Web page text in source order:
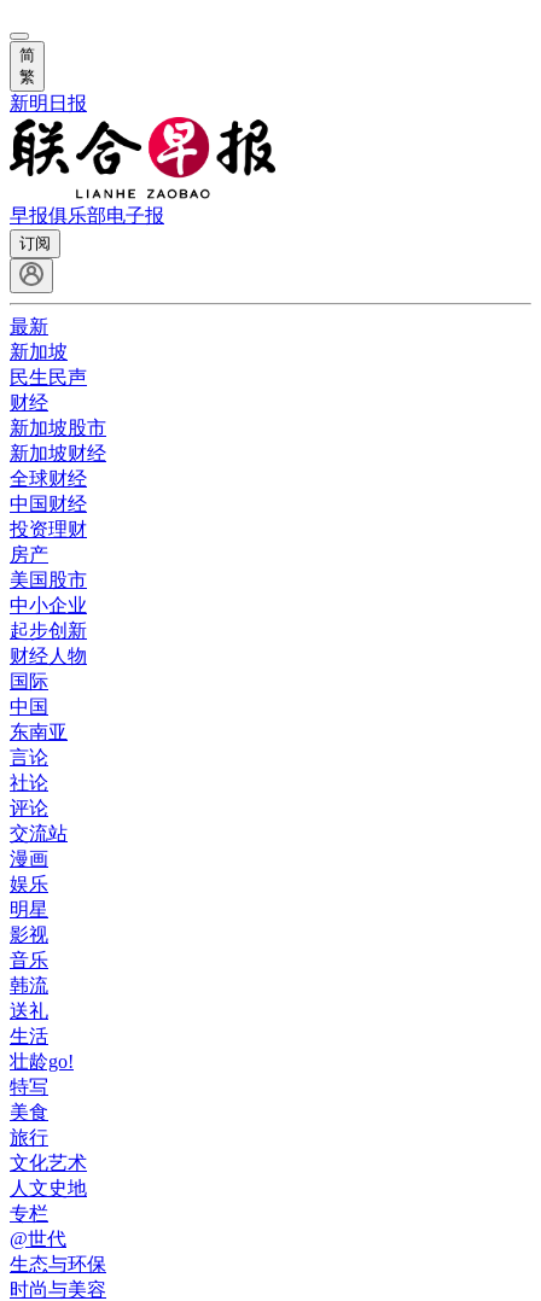
简
繁
新明日报
早报俱乐部电子报
订阅
最新
新加坡
民生民声
财经
新加坡股市
新加坡财经
全球财经
中国财经
投资理财
房产
美国股市
中小企业
起步创新
财经人物
国际
中国
东南亚
言论
社论
评论
交流站
漫画
娱乐
明星
影视
音乐
韩流
送礼
生活
壮龄go!
特写
美食
旅行
文化艺术
人文史地
专栏
@世代
生态与环保
时尚与美容